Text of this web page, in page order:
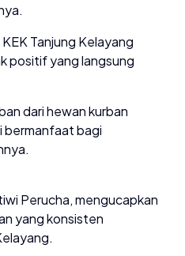
Tanjung Kelayang
positif yang langsung
dari hewan kurban
bermanfaat bagi
Perucha, mengucapkan
yang konsisten